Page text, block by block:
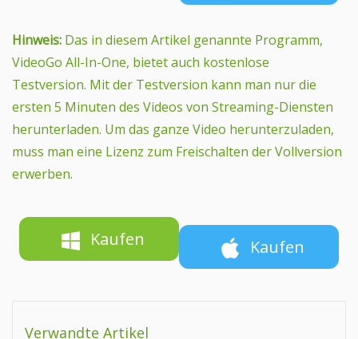
Hinweis: Das in diesem Artikel genannte Programm,
VideoGo All-In-One, bietet auch kostenlose
Testversion. Mit der Testversion kann man nur die
ersten 5 Minuten des Videos von Streaming-Diensten
herunterladen. Um das ganze Video herunterzuladen,
muss man eine Lizenz zum Freischalten der Vollversion
erwerben.
Kaufen Kaufen
Verwandte Artikel